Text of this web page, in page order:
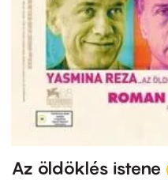
Az öldöklés istene